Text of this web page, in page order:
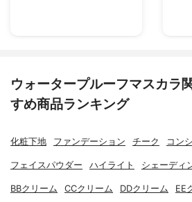
ウォータープルーフマスカラ
すめ商品ランキング
化粧下地 ファンデーション チーク コン
フェイスパウダー ハイライト シェーディ
BBクリーム CCクリーム DDクリーム EE